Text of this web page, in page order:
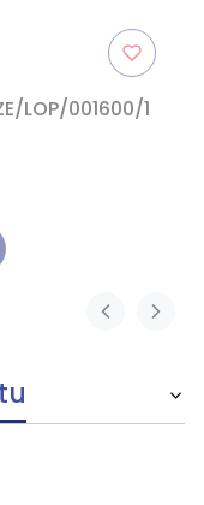
RZE/LOP/001600/1